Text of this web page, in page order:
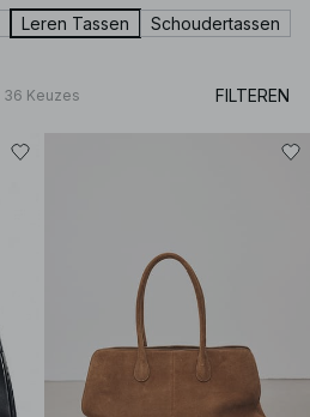
Leren Tassen Schoudertassen
36 Keuzes FILTEREN